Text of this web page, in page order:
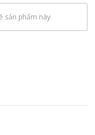
sản phẩm này